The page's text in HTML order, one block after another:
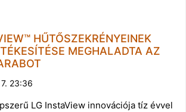
HŰTŐSZEKRÉNYEINEK
MEGHALADTA AZ
23:36
LG InstaView innovációja tíz évvel